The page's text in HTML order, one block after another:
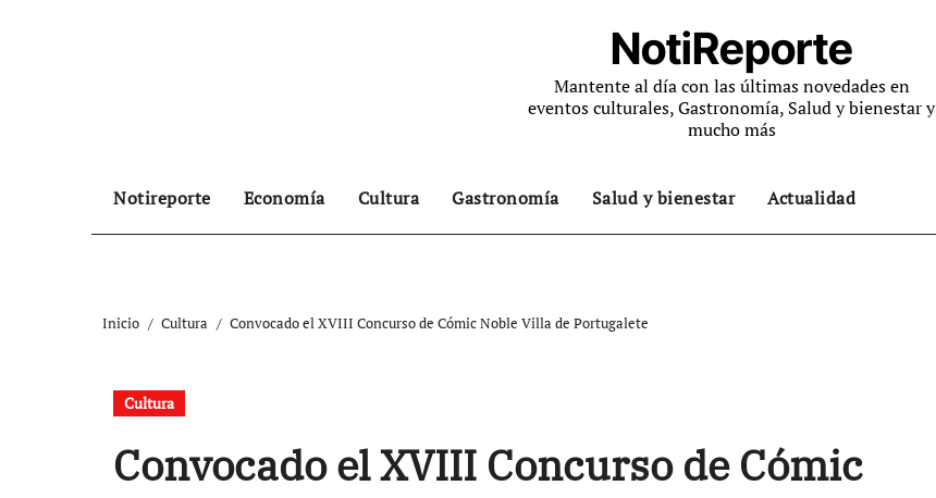
NotiReporte
Mantente al día con las últimas novedades en
eventos culturales, Gastronomía, Salud y bienestar y
mucho más
Notireporte Economía Cultura Gastronomía Salud y bienestar Actualidad
Inicio Cultura Convocado el XVIII Concurso de Cómic Noble Villa de Portugalete
Cultura
Convocado el XVIII Concurso de Cómic